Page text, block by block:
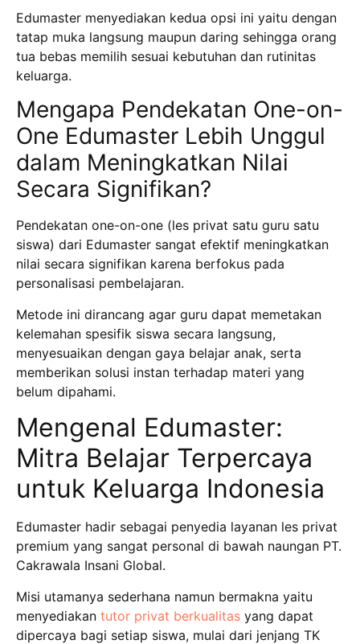
Edumaster menyediakan kedua opsi ini yaitu dengan
tatap muka langsung maupun daring sehingga orang
tua bebas memilih sesuai kebutuhan dan rutinitas
keluarga.
Mengapa Pendekatan One-on-
One Edumaster Lebih Unggul
dalam Meningkatkan Nilai
Secara Signifikan?
Pendekatan one-on-one (les privat satu guru satu
siswa) dari Edumaster sangat efektif meningkatkan
nilai secara signifikan karena berfokus pada
personalisasi pembelajaran.
Metode ini dirancang agar guru dapat memetakan
kelemahan spesifik siswa secara langsung,
menyesuaikan dengan gaya belajar anak, serta
memberikan solusi instan terhadap materi yang
belum dipahami.
Mengenal Edumaster:
Mitra Belajar Terpercaya
untuk Keluarga Indonesia
Edumaster hadir sebagai penyedia layanan les privat
premium yang sangat personal di bawah naungan PT.
Cakrawala Insani Global.
Misi utamanya sederhana namun bermakna yaitu
menyediakan tutor privat berkualitas yang dapat
dipercaya bagi setiap siswa, mulai dari jenjang TK